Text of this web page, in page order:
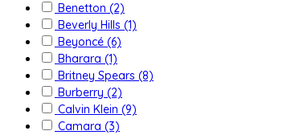
Benetton (2)
Beverly Hills (1)
Beyoncé (6)
Bharara (1)
Britney Spears (8)
Burberry (2)
Calvin Klein (9)
Camara (3)